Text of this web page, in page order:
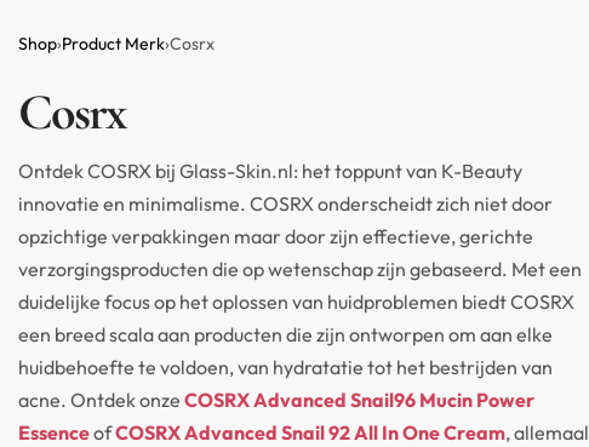
Shop›Product Merk›Cosrx
Cosrx
Ontdek COSRX bij Glass-Skin.nl: het toppunt van K-Beauty
innovatie en minimalisme. COSRX onderscheidt zich niet door
opzichtige verpakkingen maar door zijn effectieve, gerichte
verzorgingsproducten die op wetenschap zijn gebaseerd. Met een
duidelijke focus op het oplossen van huidproblemen biedt COSRX
een breed scala aan producten die zijn ontworpen om aan elke
huidbehoefte te voldoen, van hydratatie tot het bestrijden van
acne. Ontdek onze COSRX Advanced Snail96 Mucin Power
EssenceofCOSRX Advanced Snail 92 All In One Cream, allemaal
FACE MASKS